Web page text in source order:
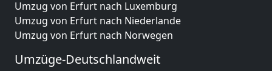
Umzug von Erfurt nach Luxemburg
Umzug von Erfurt nach Niederlande
Umzug von Erfurt nach Norwegen
Umzüge-Deutschlandweit